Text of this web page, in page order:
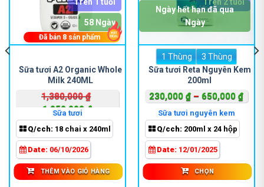
Sữa tươi A2 Organic Whole
Milk 240ML
1,380,000₫
Giá
gốc
là:
1,380,000 ₫.
1,050,000 ₫Giá
hiện
tại
Sữa tươi
Q/cch: 18 chai x 240ml
Date: 06/10/2026
58 Ngày
Đã bán 8 sản phẩm
THÊM VÀO GIỎ HÀNG
1 Thùng
3 Thùng
Sữa tươi Reta Nguyên Kem
200ml
230,000₫ – 650,000₫
Sữa tươi nguyên kem
Q/cch: 200ml x 24 hộp
Date: 12/01/2025
Ngày hết hạn đã qua
Ngày
CHỌN
Sản
phẩm
này
có
nhiều
biến
thể.
Các
tùy
chọn
có
₫.